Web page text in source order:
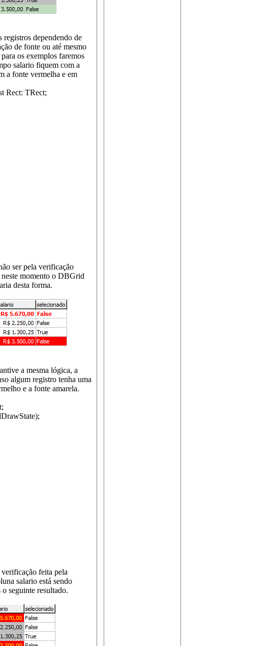
registros dependendo de
de fonte ou até mesmo
os exemplos faremos
salario fiquem com a
a fonte vermelha e em
Rect: TRect;
ser pela verificação
neste momento o DBGrid
desta forma.
a mesma lógica, a
algum registro tenha uma
e a fonte amarela.
feita pela
salario está sendo
o seguinte resultado.